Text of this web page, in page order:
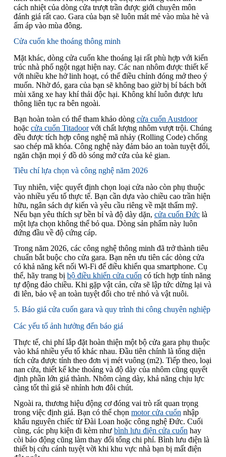
cách nhiệt của dòng cửa trượt trần được giới chuyên môn
đánh giá rất cao. Gara của bạn sẽ luôn mát mẻ vào mùa hè và
ấm áp vào mùa đông.
Cửa cuốn khe thoáng thông minh
Mặt khác, dòng cửa cuốn khe thoáng lại rất phù hợp với kiến
trúc nhà phố ngột ngạt hiện nay. Các nan nhôm được thiết kế
với nhiều khe hở linh hoạt, có thể điều chỉnh đóng mở theo ý
muốn. Nhờ đó, gara của bạn sẽ không bao giờ bị bí bách bởi
mùi xăng xe hay khí thải độc hại. Không khí luôn được lưu
thông liên tục ra bên ngoài.
Bạn hoàn toàn có thể tham khảo dòng cửa cuốn Austdoor
hoặc cửa cuốn Titadoorvới chất lượng nhôm vượt trội. Chúng
đều được tích hợp công nghệ mã nhảy (Rolling Code) chống
sao chép mã khóa. Công nghệ này đảm bảo an toàn tuyệt đối,
ngăn chặn mọi ý đồ dò sóng mở cửa của kẻ gian.
Tiêu chí lựa chọn và công nghệ năm 2026
Tuy nhiên, việc quyết định chọn loại cửa nào còn phụ thuộc
vào nhiều yếu tố thực tế. Bạn cần dựa vào chiều cao trần hiện
hữu, ngân sách dự kiến và yêu cầu riêng về mặt thẩm mỹ.
Nếu bạn yêu thích sự bền bỉ và độ dày dặn, cửa cuốn Đứclà
một lựa chọn không thể bỏ qua. Dòng sản phẩm này luôn
đứng đầu về độ cứng cáp.
Trong năm 2026, các công nghệ thông minh đã trở thành tiêu
chuẩn bắt buộc cho cửa gara. Bạn nên ưu tiên các dòng cửa
có khả năng kết nối Wi-Fi để điều khiển qua smartphone. Cụ
thể, hãy trang bị bộ điều khiển cửa cuốn có tích hợp tính năng
tự động đảo chiều. Khi gặp vật cản, cửa sẽ lập tức dừng lại và
đi lên, bảo vệ an toàn tuyệt đối cho trẻ nhỏ và vật nuôi.
5. Báo giá cửa cuốn gara và quy trình thi công chuyên nghiệp
Các yếu tố ảnh hưởng đến báo giá
Thực tế, chi phí lắp đặt hoàn thiện một bộ cửa gara phụ thuộc
vào khá nhiều yếu tố khác nhau. Đầu tiên chính là tổng diện
tích cửa được tính theo đơn vị mét vuông (m2). Tiếp theo, loại
nan cửa, thiết kế khe thoáng và độ dày của nhôm cũng quyết
định phần lớn giá thành. Nhôm càng dày, khả năng chịu lực
càng tốt thì giá sẽ nhỉnh hơn đôi chút.
Ngoài ra, thương hiệu động cơ đóng vai trò rất quan trọng
trong việc định giá. Bạn có thể chọn motor cửa cuốn nhập
khẩu nguyên chiếc từ Đài Loan hoặc công nghệ Đức. Cuối
cùng, các phụ kiện đi kèm như bình lưu điện cửa cuốn hay
còi báo động cũng làm thay đổi tổng chi phí. Bình lưu điện là
thiết bị cứu cánh tuyệt vời khi khu vực nhà bạn bị mất điện